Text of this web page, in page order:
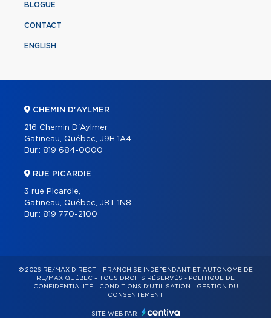
BLOGUE
CONTACT
ENGLISH
CHEMIN D'AYLMER
216 Chemin D'Aylmer
Gatineau, Québec, J9H 1A4
Bur.: 819 684-0000
RUE PICARDIE
3 rue Picardie,
Gatineau, Québec, J8T 1N8
Bur.: 819 770-2100
© 2026 RE/MAX DIRECT – FRANCHISÉ INDÉPENDANT ET AUTONOME DE
RE/MAX QUÉBEC – TOUS DROITS RÉSERVÉS - POLITIQUE DE
CONFIDENTIALITÉ- CONDITIONS D'UTILISATION - GESTION DU
CONSENTEMENT
SITE WEB PAR